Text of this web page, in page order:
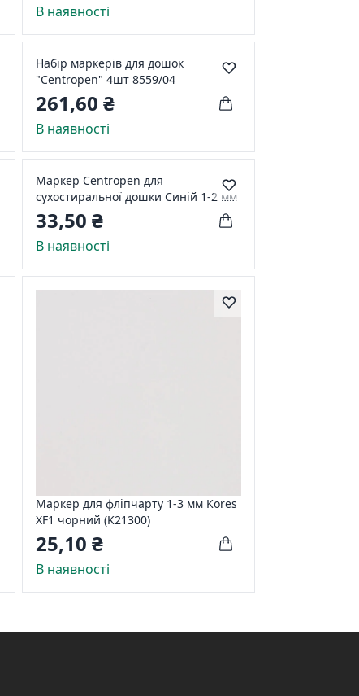
В наявності
Набір маркерів для дошок
"Centropen" 4шт 8559/04
261,60 ₴
В наявності
Маркер Centropen для
сухостиральної дошки Синій 1-2 мм
33,50 ₴
В наявності
Маркер для фліпчарту 1-3 мм Kores
XF1 чорний (K21300)
25,10 ₴
В наявності